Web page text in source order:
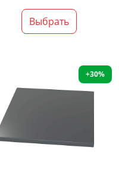
Выбрать
+30%